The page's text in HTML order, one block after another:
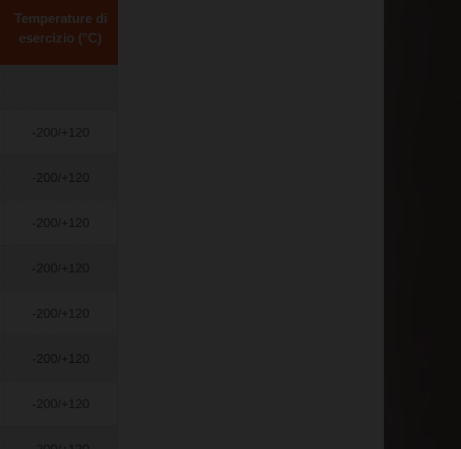
Temperature di
esercizio (°C)
-200/+120
-200/+120
-200/+120
-200/+120